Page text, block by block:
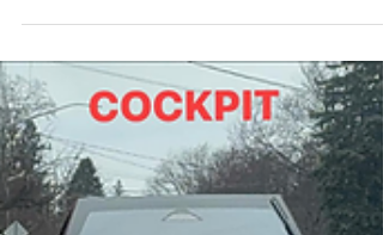
œuvre de la décision des pouvoirs publics
prise en août dernier. Dans ce cadre, un
contrat commercial a été signé lundi à Alger
entre Naftal et le fabricant allemand de
pneumatiques Continental, pour
d'un million d'unités destinées aux